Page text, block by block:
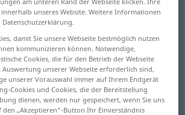
Übersetzung anklicken/antippen)
Volumen Teil
unseres Website. Weitere Informationen
damit Sie unsere Webseite bestmöglich nutzen
kommunizieren können. Notwendige,
Cookies, die für den Betrieb der Webseite
Auswertung unserer Webseite erforderlich sind,
unserer Vorauswahl immer auf Ihrem Endgerät
Cookies und Cookies, die der Bereitstellung
dienen, werden nur gespeichert, wenn Sie uns
den „Akzeptieren“-Button Ihr Einverständnis